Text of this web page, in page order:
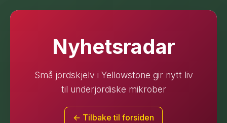
Nyhetsradar
Små jordskjelv i Yellowstone gir nytt liv
til underjordiske mikrober
← Tilbake til forsiden